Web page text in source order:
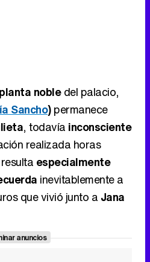
planta nobledel palacio,
Sancho)permanece
, todavía inconsciente
realizada horas
especialmente
inevitablemente a
que vivió junto a Jana
anuncios